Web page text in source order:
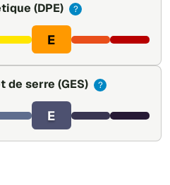
(DPE) ?
E
de serre (GES) ?
E